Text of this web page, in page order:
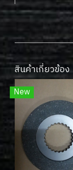
สินค้าเกี่ยวข้อง
New